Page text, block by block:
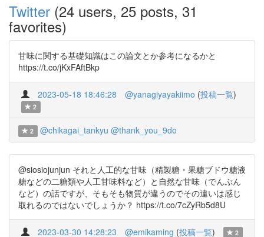
Twitter (24 users, 25 posts, 31
favorites)
甘味に関する基礎知識はこの論文とか参考になるかと
https://t.co/jKxFAftBkp
2023-05-18 18:46:28 @yanagiyayakiimo (投稿一覧)
2
2 @chikagai_tankyu @thank_you_9do
@siosiojunjun それと人工的な甘味（精製糖・果糖ブドウ糖液
糖などの二糖類や人工甘味料など）と自然な甘味（でんぷん
など）の話ですが、そもそも物質が違うのでその違いは感じ
取れるのではないでしょうか？ https://t.co/7cZyRb5d8U
2023-03-30 14:28:23 @emikaming (投稿一覧) 2